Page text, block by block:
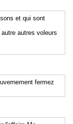
et qui sont
autres voleurs
fermez